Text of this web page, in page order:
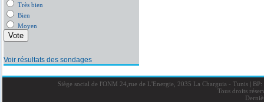
Très bien
Bien
Moyen
Voir résultats des sondages
Siège social de l'ONM 24,rue de L'Energie, 2035 La Charguia - Tunis |BP:
Tous droits